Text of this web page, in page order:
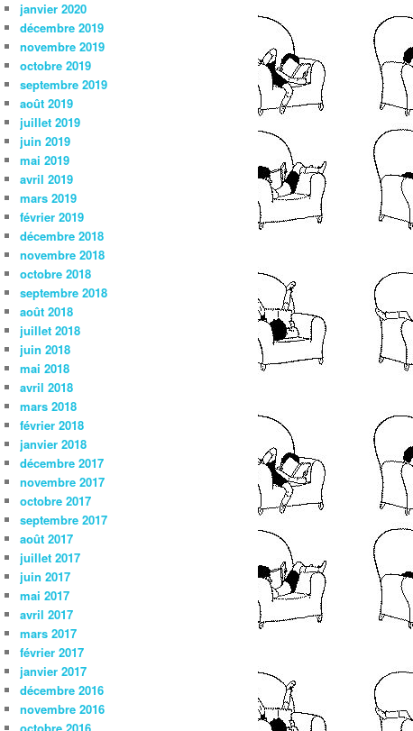
janvier 2020
décembre 2019
novembre 2019
octobre 2019
septembre 2019
août 2019
juillet 2019
juin 2019
mai 2019
avril 2019
mars 2019
février 2019
décembre 2018
novembre 2018
octobre 2018
septembre 2018
août 2018
juillet 2018
juin 2018
mai 2018
avril 2018
mars 2018
février 2018
janvier 2018
décembre 2017
novembre 2017
octobre 2017
septembre 2017
août 2017
juillet 2017
juin 2017
mai 2017
avril 2017
mars 2017
février 2017
janvier 2017
décembre 2016
novembre 2016